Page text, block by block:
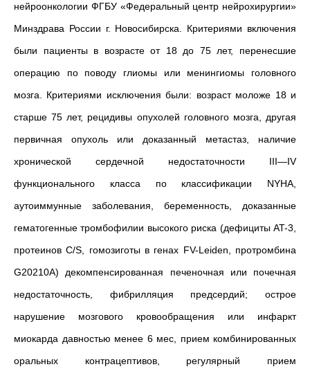
нейроонкологии ФГБУ «Федеральный центр нейрохирургии»
Минздрава России г. Новосибирска. Критериями включения
были пациенты в возрасте от 18 до 75 лет, перенесшие
операцию по поводу глиомы или менингиомы головного
мозга. Критериями исключения были: возраст моложе 18 и
старше 75 лет, рецидивы опухолей головного мозга, другая
первичная опухоль или доказанный метастаз, наличие
хронической сердечной недостаточности III—IV
функционального класса по классификации NYHA,
аутоиммунные заболевания, беременность, доказанные
гематогенные тромбофилии высокого риска (дефициты AT-3,
протеинов C/S, гомозиготы в генах FV-Leiden, протромбина
G20210A) декомпенсированная печеночная или почечная
недостаточность, фибрилляция предсердий; острое
нарушение мозгового кровообращения или инфаркт
миокарда давностью менее 6 мес, прием комбинированных
оральных контрацептивов, регулярный прием